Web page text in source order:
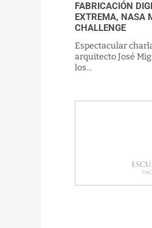
FABRICACIÓN
EXTREMA, NASA
CHALLENGE
Espectacular
arquitecto José
los...